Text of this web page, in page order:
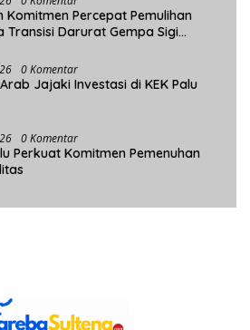
Komitmen Percepat Pemulihan
Transisi Darurat Gempa Sigi
0 Komentar
Jajaki Investasi di KEK Palu
0 Komentar
Perkuat Komitmen Pemenuhan